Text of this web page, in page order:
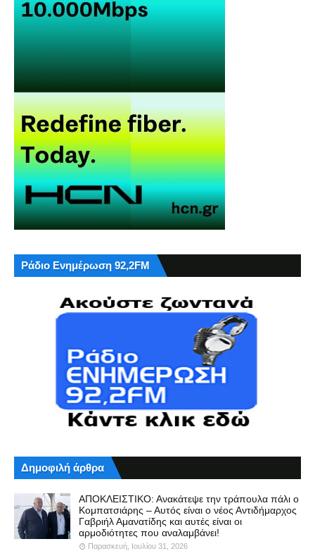
Ράδιο Ενημέρωση 92,2FM
Δημοφιλή άρθρα
ΑΠΟΚΛΕΙΣΤΙΚΟ: Ανακάτεψε την τράπουλα πάλι ο
Κομπατσιάρης – Αυτός είναι ο νέος Αντιδήμαρχος
Γαβριήλ Αμανατίδης και αυτές είναι οι
αρμοδιότητες που αναλαμβάνει!
Παρασκευή, Ιουλίου 31, 2026